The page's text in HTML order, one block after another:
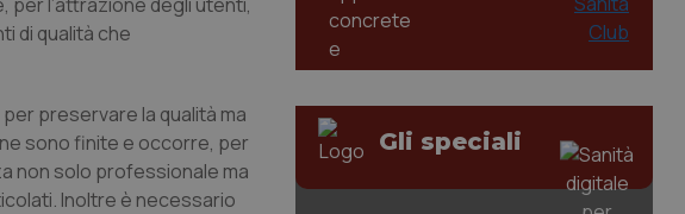
di qualità che
preservare la qualità ma
sono finite e occorre, per
non solo professionale ma
Inoltre è necessario
Gli speciali